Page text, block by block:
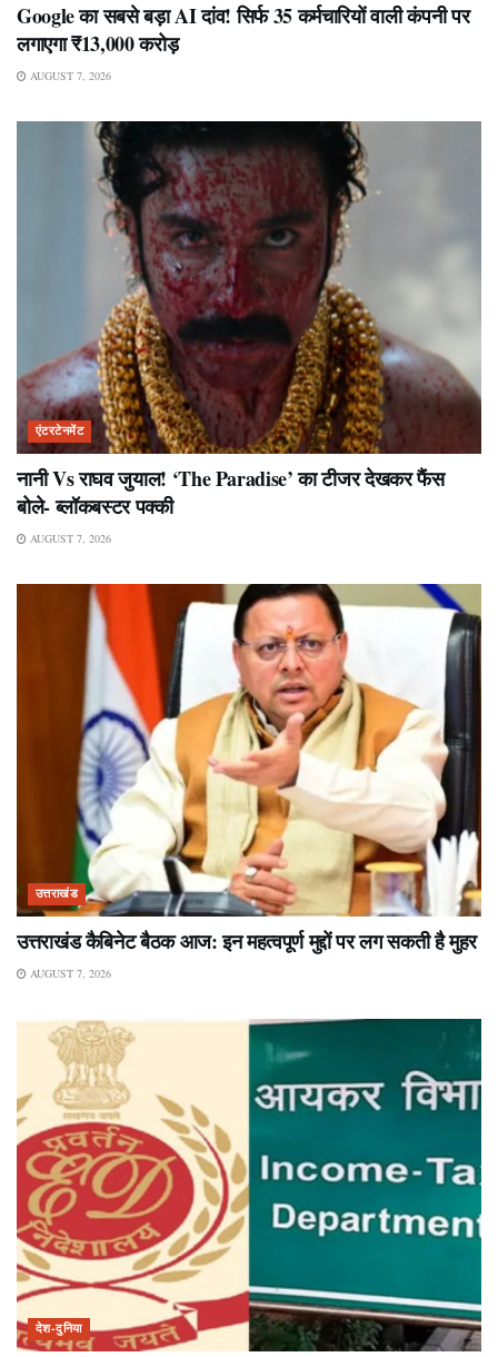
Google का सबसे बड़ा AI दांव! सिर्फ 35 कर्मचारियों वाली कंपनी पर
लगाएगा ₹13,000 करोड़
AUGUST 7, 2026
एंटरटेनमेंट
नानी Vs राघव जुयाल! ‘The Paradise’ का टीजर देखकर फैंस
बोले- ब्लॉकबस्टर पक्की
AUGUST 7, 2026
उत्तराखंड
उत्तराखंड कैबिनेट बैठक आज: इन महत्वपूर्ण मुद्दों पर लग सकती है मुहर
AUGUST 7, 2026
देश-दुनिया